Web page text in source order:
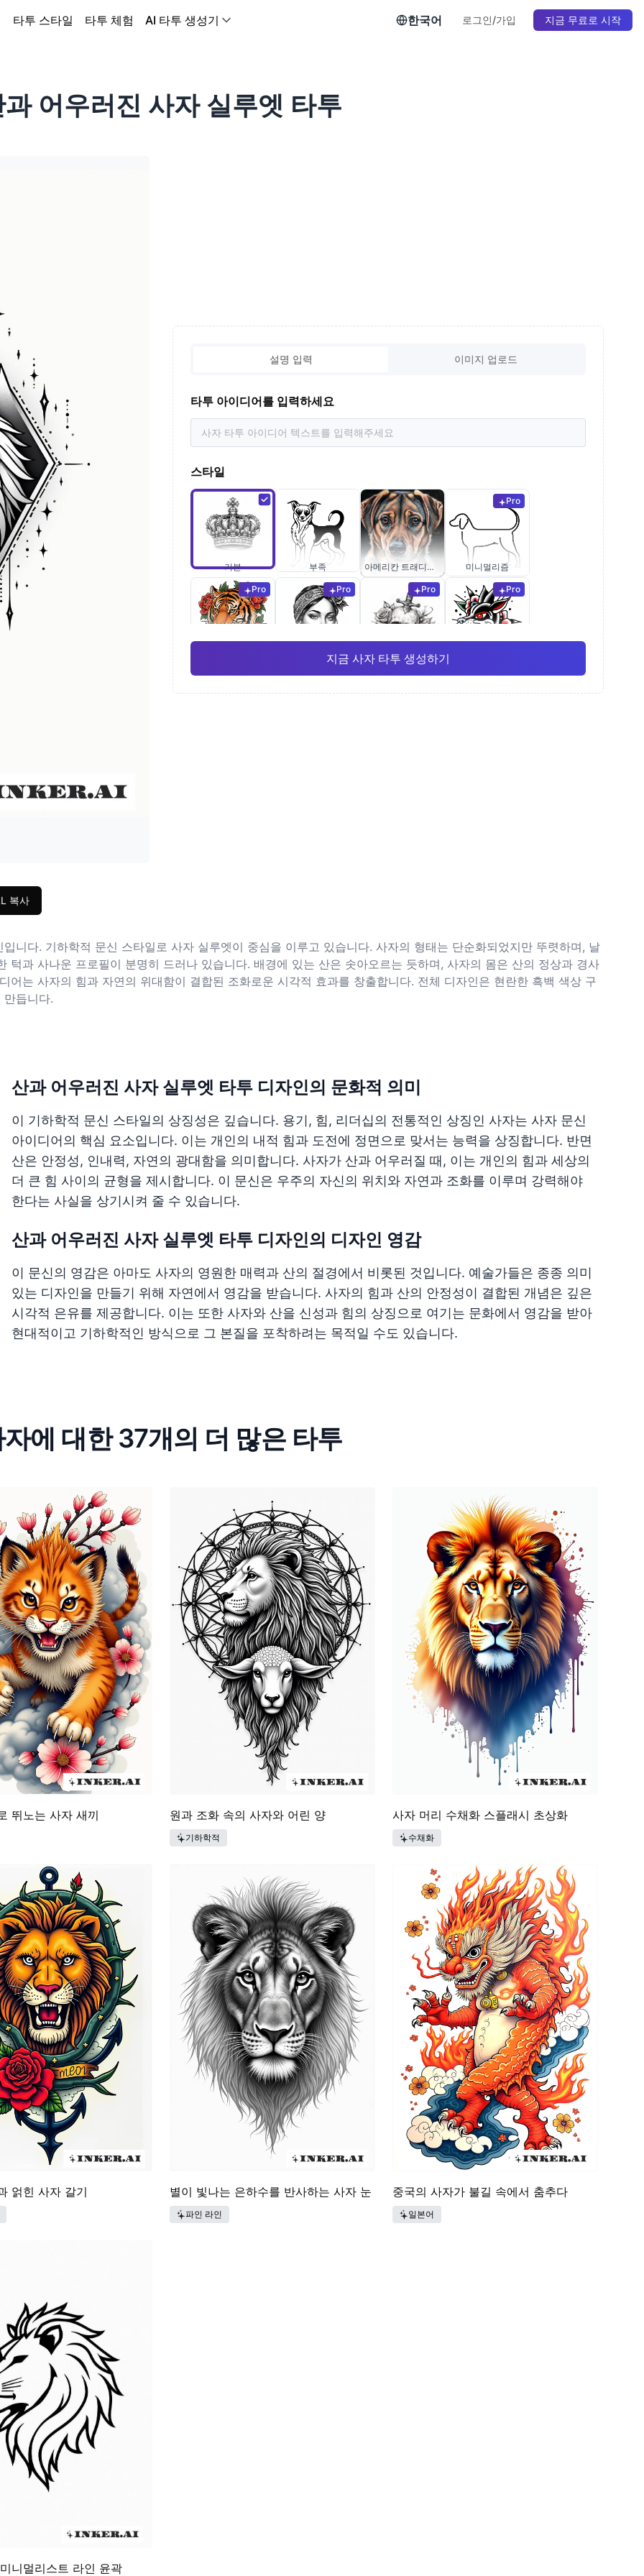
한국어 로그인/가입 지금 무료로 시작
타투 스타일 타투 체험 AI 타투 생성기
어우러진 사자 실루엣 타투
설명 입력 이미지 업로드
타투 아이디어를 입력하세요
스타일
기본 부족 아메리칸 트래디셔널
Pro
미니멀리즘
Pro
일본
Pro
수채화
Pro
가는 선
Pro
애니메이션
지금 사자 타투 생성하기
복사
니다. 기하학적 문신 스타일로 사자 실루엣이 중심을 이루고 있습니다. 사자의 형태는 단순화되었지만 뚜렷하며, 날
턱과 사나운 프로필이 분명히 드러나 있습니다. 배경에 있는 산은 솟아오르는 듯하며, 사자의 몸은 산의 정상과 경사
어는 사자의 힘과 자연의 위대함이 결합된 조화로운 시각적 효과를 창출합니다. 전체 디자인은 현란한 흑백 색상 구
듭니다.
산과 어우러진 사자 실루엣 타투 디자인의 문화적 의미
이 기하학적 문신 스타일의 상징성은 깊습니다. 용기, 힘, 리더십의 전통적인 상징인 사자는 사자 문신
아이디어의 핵심 요소입니다. 이는 개인의 내적 힘과 도전에 정면으로 맞서는 능력을 상징합니다. 반면
산은 안정성, 인내력, 자연의 광대함을 의미합니다. 사자가 산과 어우러질 때, 이는 개인의 힘과 세상의
더 큰 힘 사이의 균형을 제시합니다. 이 문신은 우주의 자신의 위치와 자연과 조화를 이루며 강력해야
한다는 사실을 상기시켜 줄 수 있습니다.
산과 어우러진 사자 실루엣 타투 디자인의 디자인 영감
이 문신의 영감은 아마도 사자의 영원한 매력과 산의 절경에서 비롯된 것입니다. 예술가들은 종종 의미
있는 디자인을 만들기 위해 자연에서 영감을 받습니다. 사자의 힘과 산의 안정성이 결합된 개념은 깊은
시각적 은유를 제공합니다. 이는 또한 사자와 산을 신성과 힘의 상징으로 여기는 문화에서 영감을 받아
현대적이고 기하학적인 방식으로 그 본질을 포착하려는 목적일 수도 있습니다.
에 대한 37개의 더 많은 타투
뛰노는 사자 새끼 원과 조화 속의 사자와 어린 양
기하학적
사자 머리 수채화 스플래시 초상화
수채화
얽힌 사자 갈기 별이 빛나는 은하수를 반사하는 사자 눈
파인 라인
중국의 사자가 불길 속에서 춤추다
일본어
니멀리스트 라인 윤곽